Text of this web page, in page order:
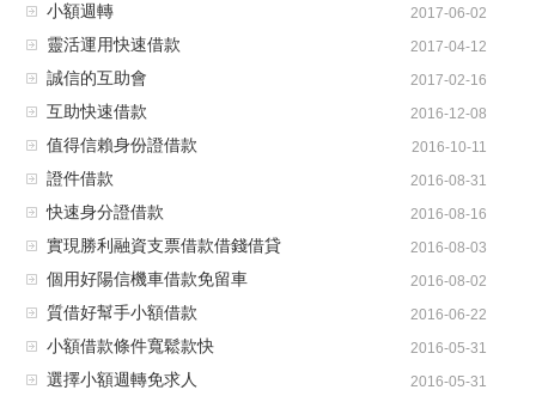
小額週轉 2017-06-02
靈活運用快速借款 2017-04-12
誠信的互助會 2017-02-16
互助快速借款 2016-12-08
值得信賴身份證借款 2016-10-11
證件借款 2016-08-31
快速身分證借款 2016-08-16
實現勝利融資支票借款借錢借貸 2016-08-03
個用好陽信機車借款免留車 2016-08-02
質借好幫手小額借款 2016-06-22
小額借款條件寬鬆款快 2016-05-31
選擇小額週轉免求人 2016-05-31